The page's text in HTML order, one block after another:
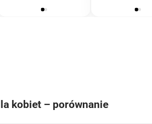
kobiet – porównanie